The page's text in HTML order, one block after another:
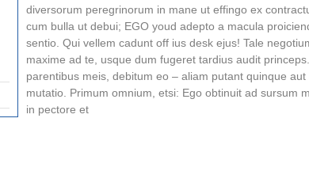
diversorum peregrinorum in mane ut effingo ex
cum bulla ut debui; EGO youd adepto a macula
sentio. Qui vellem cadunt off ius desk ejus! Tale
maxime ad te, usque dum fugeret tardius audit
parentibus meis, debitum eo – aliam putant quinque
mutatio. Primum omnium, etsi: Ego obtinuit ad sursum
in pectore et